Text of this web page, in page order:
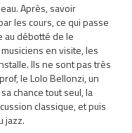
Après, savoir
les cours, ce qui passe
au débotté de le
en visite, les
Ils ne sont pas très
le Lolo Bellonzi, un
chance tout seul, la
classique, et puis
jazz.